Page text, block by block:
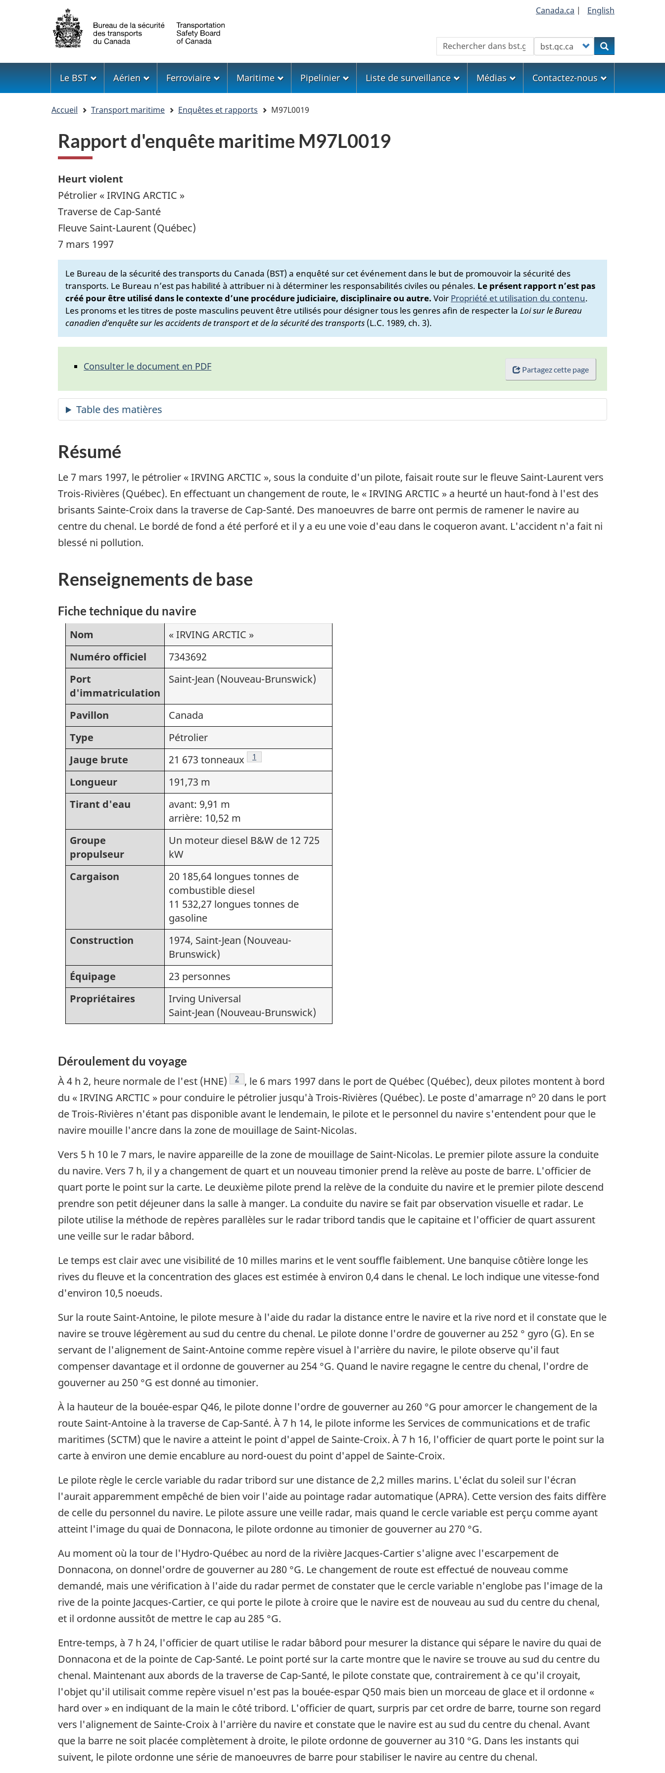
Sélection
de
la
langue
Canada.ca | English
Rechercher Customize your searchRechercher
Menu
Le BST Aérien Ferroviaire Maritime Pipelinier Liste de surveillance Médias Contactez-nous
Accueil Transport maritime Enquêtes et rapports M97L0019
Rapport d'enquête maritime M97L0019
Heurt violent
Pétrolier « IRVING ARCTIC »
Traverse de Cap-Santé
Fleuve Saint-Laurent (Québec)
7 mars 1997
Le Bureau de la sécurité des transports du Canada (BST) a enquêté sur cet événement dans le but de promouvoir la sécurité des
transports. Le Bureau n’est pas habilité à attribuer ni à déterminer les responsabilités civiles ou pénales. Le présent rapport n’est pas
créé pour être utilisé dans le contexte d’une procédure judiciaire, disciplinaire ou autre. Voir Propriété et utilisation du contenu.
Les pronoms et les titres de poste masculins peuvent être utilisés pour désigner tous les genres afin de respecter la Loi sur le Bureau
canadien d’enquête sur les accidents de transport et de la sécurité des transports (L.C. 1989, ch. 3).
Partagez cette page
Consulter le document en PDF
Résumé
Le 7 mars 1997, le pétrolier « IRVING ARCTIC », sous la conduite d'un pilote, faisait route sur le fleuve Saint-Laurent vers
Trois-Rivières (Québec). En effectuant un changement de route, le « IRVING ARCTIC » a heurté un haut-fond à l'est des
brisants Sainte-Croix dans la traverse de Cap-Santé. Des manoeuvres de barre ont permis de ramener le navire au
centre du chenal. Le bordé de fond a été perforé et il y a eu une voie d'eau dans le coqueron avant. L'accident n'a fait ni
blessé ni pollution.
Renseignements de base
Fiche technique du navire
Nom
« IRVING ARCTIC »
Numéro officiel
7343692
Port
d'immatriculation
Saint-Jean (Nouveau-Brunswick)
Pavillon
Canada
Type
Pétrolier
Jauge brute
21 673 tonneaux Note de bas de page
1
Longueur
191,73 m
Tirant d'eau
avant: 9,91 m
arrière: 10,52 m
Groupe
propulseur
Un moteur diesel B&W de 12 725
kW
Cargaison
20 185,64 longues tonnes de
combustible diesel
11 532,27 longues tonnes de
gasoline
Construction
1974, Saint-Jean (Nouveau-
Brunswick)
Équipage
23 personnes
Propriétaires
Irving Universal
Saint-Jean (Nouveau-Brunswick)
Déroulement du voyage
À 4 h 2, heure normale de l'est (HNE) Note de bas de page
2
, le 6 mars 1997 dans le port de Québec (Québec), deux pilotes montent à bord
du « IRVING ARCTIC » pour conduire le pétrolier jusqu'à Trois-Rivières (Québec). Le poste d'amarrage no 20 dans le port
de Trois-Rivières n'étant pas disponible avant le lendemain, le pilote et le personnel du navire s'entendent pour que le
navire mouille l'ancre dans la zone de mouillage de Saint-Nicolas.
Vers 5 h 10 le 7 mars, le navire appareille de la zone de mouillage de Saint-Nicolas. Le premier pilote assure la conduite
du navire. Vers 7 h, il y a changement de quart et un nouveau timonier prend la relève au poste de barre. L'officier de
quart porte le point sur la carte. Le deuxième pilote prend la relève de la conduite du navire et le premier pilote descend
prendre son petit déjeuner dans la salle à manger. La conduite du navire se fait par observation visuelle et radar. Le
pilote utilise la méthode de repères parallèles sur le radar tribord tandis que le capitaine et l'officier de quart assurent
une veille sur le radar bâbord.
Le temps est clair avec une visibilité de 10 milles marins et le vent souffle faiblement. Une banquise côtière longe les
rives du fleuve et la concentration des glaces est estimée à environ 0,4 dans le chenal. Le loch indique une vitesse-fond
d'environ 10,5 noeuds.
Sur la route Saint-Antoine, le pilote mesure à l'aide du radar la distance entre le navire et la rive nord et il constate que le
navire se trouve légèrement au sud du centre du chenal. Le pilote donne l'ordre de gouverner au 252 ° gyro (G). En se
servant de l'alignement de Saint-Antoine comme repère visuel à l'arrière du navire, le pilote observe qu'il faut
compenser davantage et il ordonne de gouverner au 254 °G. Quand le navire regagne le centre du chenal, l'ordre de
gouverner au 250 °G est donné au timonier.
À la hauteur de la bouée-espar Q46, le pilote donne l'ordre de gouverner au 260 °G pour amorcer le changement de la
route Saint-Antoine à la traverse de Cap-Santé. À 7 h 14, le pilote informe les Services de communications et de trafic
maritimes (SCTM) que le navire a atteint le point d'appel de Sainte-Croix. À 7 h 16, l'officier de quart porte le point sur la
carte à environ une demie encablure au nord-ouest du point d'appel de Sainte-Croix.
Le pilote règle le cercle variable du radar tribord sur une distance de 2,2 milles marins. L'éclat du soleil sur l'écran
l'aurait apparemment empêché de bien voir l'aide au pointage radar automatique (APRA). Cette version des faits diffère
de celle du personnel du navire. Le pilote assure une veille radar, mais quand le cercle variable est perçu comme ayant
atteint l'image du quai de Donnacona, le pilote ordonne au timonier de gouverner au 270 °G.
Au moment où la tour de l'Hydro-Québec au nord de la rivière Jacques-Cartier s'aligne avec l'escarpement de
Donnacona, on donnel'ordre de gouverner au 280 °G. Le changement de route est effectué de nouveau comme
demandé, mais une vérification à l'aide du radar permet de constater que le cercle variable n'englobe pas l'image de la
rive de la pointe Jacques-Cartier, ce qui porte le pilote à croire que le navire est de nouveau au sud du centre du chenal,
et il ordonne aussitôt de mettre le cap au 285 °G.
Entre-temps, à 7 h 24, l'officier de quart utilise le radar bâbord pour mesurer la distance qui sépare le navire du quai de
Donnacona et de la pointe de Cap-Santé. Le point porté sur la carte montre que le navire se trouve au sud du centre du
chenal. Maintenant aux abords de la traverse de Cap-Santé, le pilote constate que, contrairement à ce qu'il croyait,
l'objet qu'il utilisait comme repère visuel n'est pas la bouée-espar Q50 mais bien un morceau de glace et il ordonne «
hard over » en indiquant de la main le côté tribord. L'officier de quart, surpris par cet ordre de barre, tourne son regard
vers l'alignement de Sainte-Croix à l'arrière du navire et constate que le navire est au sud du centre du chenal. Avant
que la barre ne soit placée complètement à droite, le pilote ordonne de gouverner au 310 °G. Dans les instants qui
suivent, le pilote ordonne une série de manoeuvres de barre pour stabiliser le navire au centre du chenal.